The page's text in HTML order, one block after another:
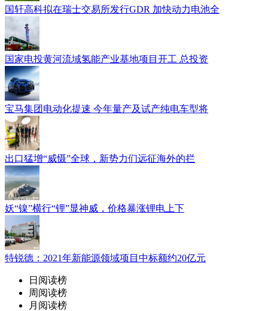
国轩高科拟在瑞士交易所发行GDR 加快动力电池全
国家电投黄河流域氢能产业基地项目开工 总投资
宝马集团电动化提速 今年量产及试产纯电车型将
出口猛增“威慑”全球，新势力们远征海外的拦
妖“镍”横行“锂”显神威，价格暴涨锂电上下
特锐德：2021年新能源领域项目中标额约20亿元
日阅读榜
周阅读榜
月阅读榜